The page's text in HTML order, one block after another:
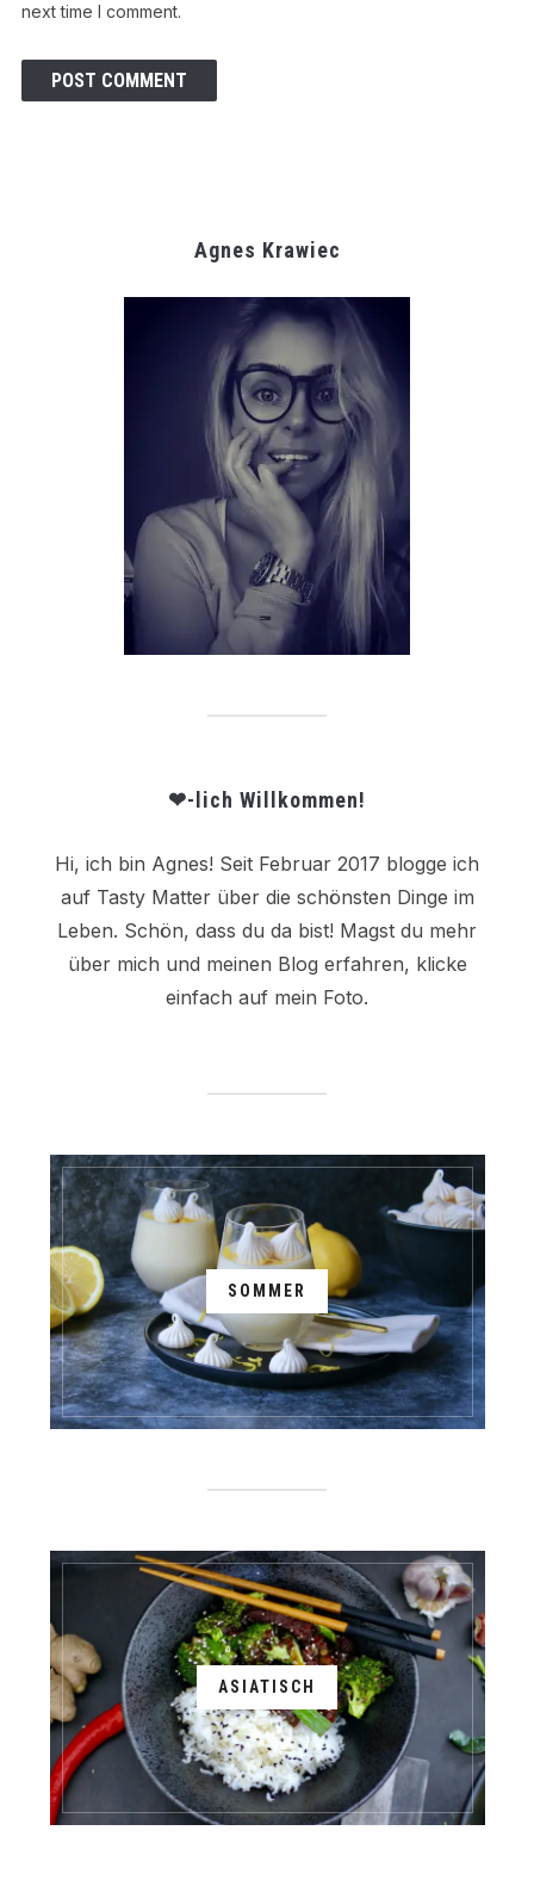
next time I comment.
Agnes Krawiec
❤-lich Willkommen!
Hi, ich bin Agnes! Seit Februar 2017 blogge ich
auf Tasty Matter über die schönsten Dinge im
Leben. Schön, dass du da bist! Magst du mehr
über mich und meinen Blog erfahren, klicke
einfach auf mein Foto.
SOMMER
ASIATISCH